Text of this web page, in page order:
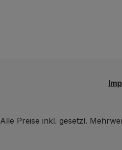
Alle Preise inkl. gesetzl.